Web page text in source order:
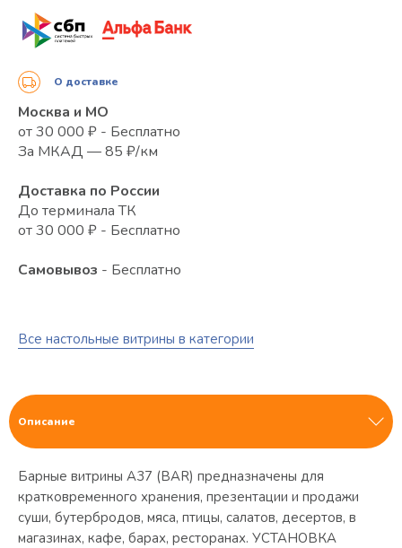
Все настольные витрины в категории
О доставке
Москва и МО
от 30 000 ₽ - Бесплатно
За МКАД — 85 ₽/км
Доставка по России
До терминала ТК
от 30 000 ₽ - Бесплатно
Самовывоз - Бесплатно
Описание
Барные витрины A37 (BAR) предназначены для
кратковременного хранения, презентации и продажи
суши, бутербродов, мяса, птицы, салатов, десертов, в
магазинах, кафе, барах, ресторанах. УСТАНОВКА